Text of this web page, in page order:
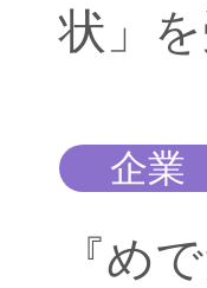
状」
企業
『め